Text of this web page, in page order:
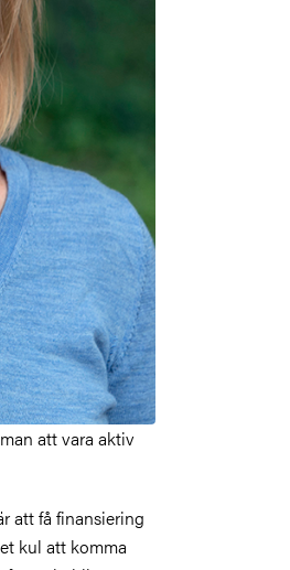
att vara aktiv
att få finansiering
kul att komma